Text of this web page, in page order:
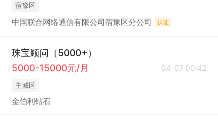
宿豫区
中国联合网络通信有限公司宿豫区分公司 认证
珠宝顾问（5000+）
5000-15000元/月
04-07 00:42
主城区
金伯利钻石